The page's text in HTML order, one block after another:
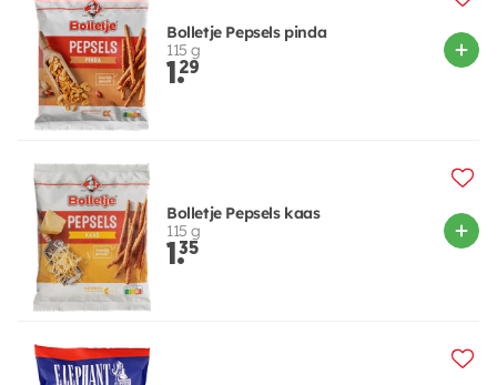
Bolletje Pepsels pinda
115 g
1.29
Bolletje Pepsels kaas
115 g
1.35